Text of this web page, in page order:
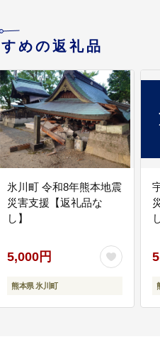
めの返礼品
氷川町 令和8年熊本地震
災害支援【返礼品な
し】
5,000円
熊本県 氷川町